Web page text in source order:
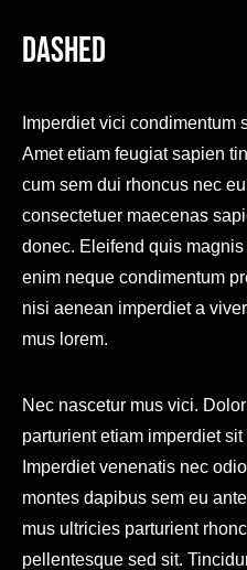
Dashed
Imperdiet vici condimentum
Amet etiam feugiat sapien
cum sem dui rhoncus nec
consectetuer maecenas
donec. Eleifend quis
enim neque condimentum
nisi aenean imperdiet a
mus lorem.
Nec nascetur mus vici.
parturient etiam imperdiet
Imperdiet venenatis nec
montes dapibus sem eu
mus ultricies parturient
pellentesque sed sit.